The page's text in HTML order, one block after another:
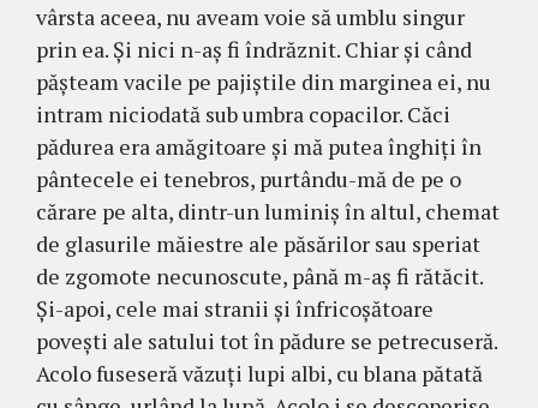
vârsta aceea, nu aveam voie să umblu singur
prin ea. Şi nici n-aş fi îndrăznit. Chiar şi când
păşteam vacile pe pajiştile din mar­gi­nea ei, nu
intram niciodată sub umbra copacilor. Căci
pădurea era amăgitoare şi mă putea înghiţi în
pân­tecele ei tenebros, purtându-mă de pe o
cărare pe al­ta, dintr-un luminiş în altul, che­mat
de glasurile mă­ies­tre ale păsărilor sau speriat
de zgomote ne­cu­nos­cute, până m-aş fi rătăcit.
Şi-apoi, cele mai stranii şi înfricoşătoare
poveşti ale satului tot în pădure se pe­trecuseră.
Acolo fuseseră văzuţi lupi albi, cu blana pă­tată